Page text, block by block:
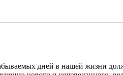
дней в нашей жизни